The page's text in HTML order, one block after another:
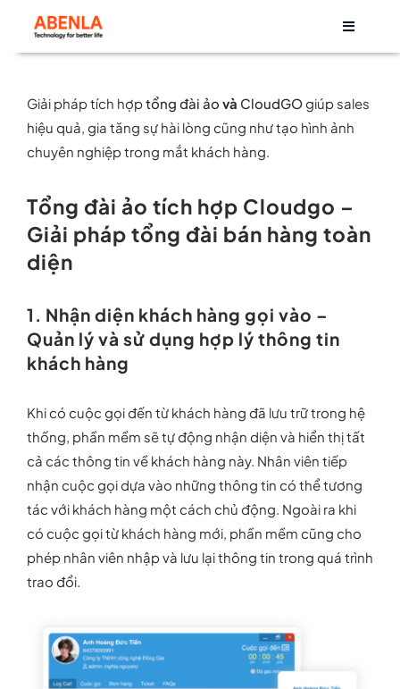
content
Toggle
Sản phẩm
Cơ hội nghề nghiệp
Tin tức
Giải pháp tích hợptổng đài ảo và CloudGOgiúp sales
hiệu quả, gia tăng sự hài lòng cũng như tạo hình ảnh
chuyên nghiệp trong mắt khách hàng.
Tổng đài ảo tích hợp Cloudgo –
Giải pháp tổng đài bán hàng toàn
diện
1. Nhận diện khách hàng gọi vào –
Quản lý và sử dụng hợp lý thông tin
khách hàng
Khi có cuộc gọi đến từ khách hàng đã lưu trữ trong hệ
thống, phần mềm sẽ tự động nhận diện và hiển thị tất
cả các thông tin về khách hàng này. Nhân viên tiếp
nhận cuộc gọi dựa vào những thông tin có thể tương
tác với khách hàng một cách chủ động. Ngoài ra khi
có cuộc gọi từ khách hàng mới, phần mềm cũng cho
phép nhân viên nhập và lưu lại thông tin trong quá trình
trao đổi.